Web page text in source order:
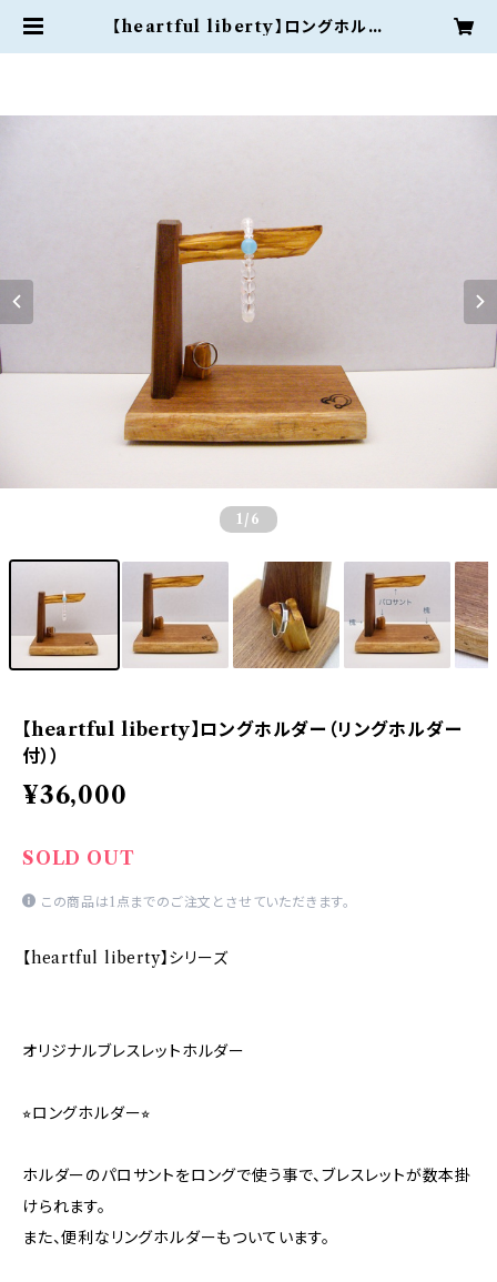
【heartful liberty】ロングホルダ
1 /6
【heartful liberty】ロングホルダー（リングホルダー
付））
¥36,000
SOLD OUT
この商品は1点までのご注文とさせていただきます。
【heartful liberty】シリーズ
オリジナルブレスレットホルダー
⭐︎ロングホルダー⭐︎
ホルダーのパロサントをロングで使う事で、ブレスレットが数本掛
けられます。
また、便利なリングホルダーもついています。